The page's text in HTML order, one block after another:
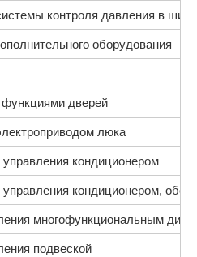
контроля давления в
оборудования
дверей
люка
кондиционером
кондиционером,
многофункциональным
подвеской